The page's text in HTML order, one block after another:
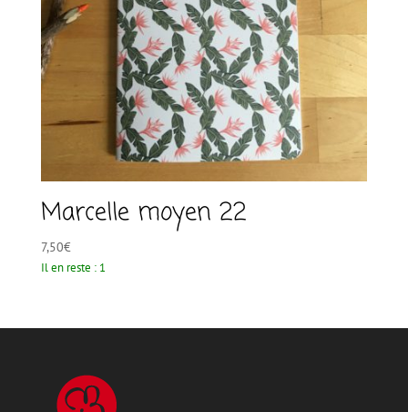
Marcelle moyen 22
7,50€
Il en reste : 1